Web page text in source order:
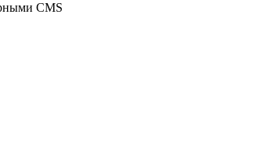
CMS